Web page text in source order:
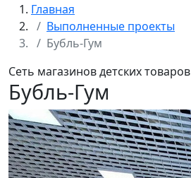
Главная
Выполненные проекты
Бубль-Гум
Сеть магазинов детских товаров
Бубль-Гум